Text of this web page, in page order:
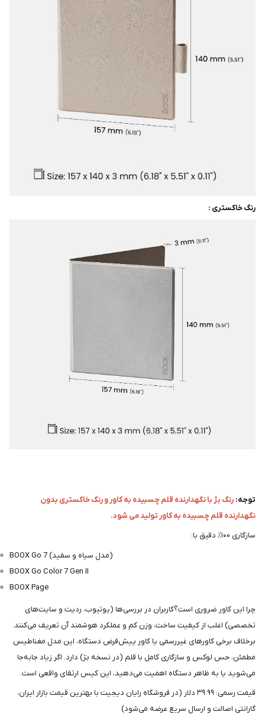
رنگ خاکستری :
توجه: رنگ بژ با نگهدارنده قلم چسبیده به کاور و رنگ خاکستری بدون
نگهدارنده قلم چسبیده به کاور تولید می شود.
سازگاری ۱۰۰٪ دقیق با:
BOOX Go 7 (مدل سیاه و سفید)
BOOX Go Color 7 Gen II
BOOX Page
چرا این کاور ضروری است؟کاربران در بررسی‌ها (یوتیوب، ردیت و سایت‌های
تخصصی) اغلب از کیفیت ساخت، وزن کم و عملکرد هوشمند آن تعریف می‌کنند.
برخلاف برخی کاورهای غیررسمی یا کاور پیش‌فرض دستگاه، این مدل مغناطیس
مطمئن، حس لوکس و سازگاری کامل با قلم (در نسخه بژ) دارد. اگر زیاد جابه‌جا
می‌شوید یا به ظاهر دستگاه اهمیت می‌دهید، این کیس ارتقای واقعی است.
قیمت رسمی: ۳۹.۹۹ دلار (در فروشگاه رایان دیجیت با بهترین قیمت بازار ایران،
گارانتی اصالت و ارسال سریع عرضه می‌شود)